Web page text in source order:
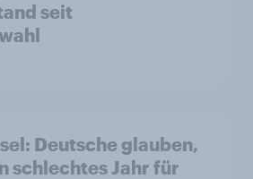
seit
Deutsche glauben,
schlechtes Jahr für